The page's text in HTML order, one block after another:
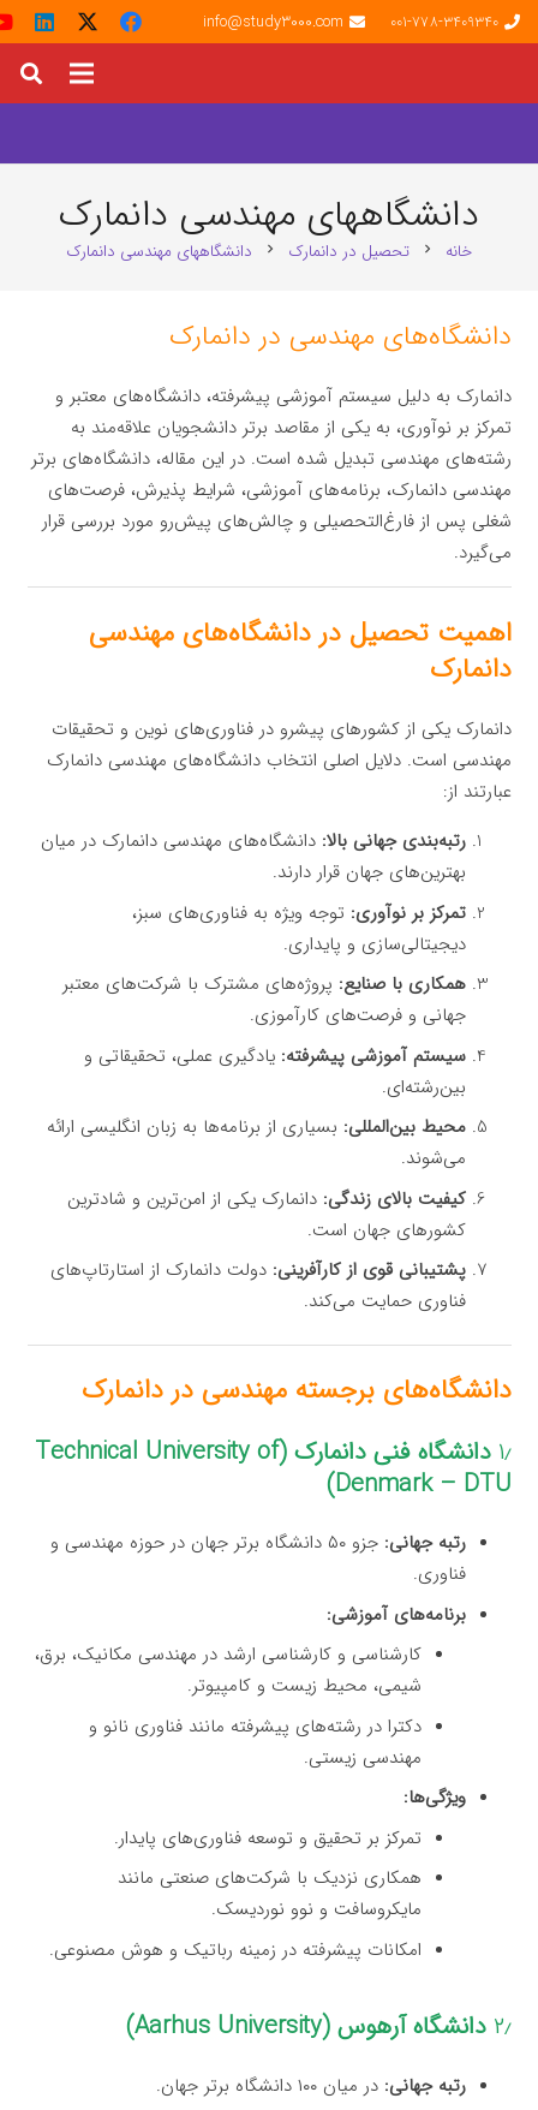
001-778-3409340
info@study3000.com
دانشگاههای مهندسی دانمارک
خانه chevron_right تحصیل در دانمارک chevron_right دانشگاههای مهندسی دانمارک
دانشگاه‌های مهندسی در دانمارک
دانمارک به دلیل سیستم آموزشی پیشرفته، دانشگاه‌های معتبر و
تمرکز بر نوآوری، به یکی از مقاصد برتر دانشجویان علاقه‌مند به
رشته‌های مهندسی تبدیل شده است. در این مقاله، دانشگاه‌های برتر
مهندسی دانمارک، برنامه‌های آموزشی، شرایط پذیرش، فرصت‌های
شغلی پس از فارغ‌التحصیلی و چالش‌های پیش‌رو مورد بررسی قرار
می‌گیرد.
اهمیت تحصیل در دانشگاه‌های مهندسی
دانمارک
دانمارک یکی از کشورهای پیشرو در فناوری‌های نوین و تحقیقات
مهندسی است. دلایل اصلی انتخاب دانشگاه‌های مهندسی دانمارک
عبارتند از:
رتبه‌بندی جهانی بالا: دانشگاه‌های مهندسی دانمارک در میان
بهترین‌های جهان قرار دارند.
تمرکز بر نوآوری: توجه ویژه به فناوری‌های سبز،
دیجیتالی‌سازی و پایداری.
همکاری با صنایع: پروژه‌های مشترک با شرکت‌های معتبر
جهانی و فرصت‌های کارآموزی.
سیستم آموزشی پیشرفته: یادگیری عملی، تحقیقاتی و
بین‌رشته‌ای.
محیط بین‌المللی: بسیاری از برنامه‌ها به زبان انگلیسی ارائه
می‌شوند.
کیفیت بالای زندگی: دانمارک یکی از امن‌ترین و شادترین
کشورهای جهان است.
پشتیبانی قوی از کارآفرینی: دولت دانمارک از استارتاپ‌های
فناوری حمایت می‌کند.
دانشگاه‌های برجسته مهندسی در دانمارک
۱٫
دانشگاه فنی دانمارک (Technical University of
Denmark – DTU)
رتبه جهانی:
جزو ۵۰ دانشگاه برتر جهان در حوزه مهندسی و
فناوری.
برنامه‌های آموزشی:
کارشناسی و کارشناسی ارشد در مهندسی مکانیک، برق،
شیمی، محیط زیست و کامپیوتر.
دکترا در رشته‌های پیشرفته مانند فناوری نانو و
مهندسی زیستی.
ویژگی‌ها:
تمرکز بر تحقیق و توسعه فناوری‌های پایدار.
همکاری نزدیک با شرکت‌های صنعتی مانند
مایکروسافت و نوو نوردیسک.
امکانات پیشرفته در زمینه رباتیک و هوش مصنوعی.
۲٫ دانشگاه آرهوس (Aarhus University)
رتبه جهانی: در میان ۱۰۰ دانشگاه برتر جهان.